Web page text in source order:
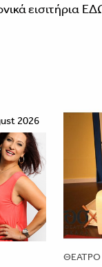
εισιτήρια
2026
ΘΈΑΤΡΟ